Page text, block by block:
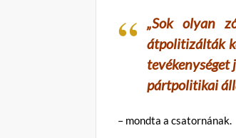
„Sok olyan
átpolitizálták
pártpolitikai
– mondta a csatornának.